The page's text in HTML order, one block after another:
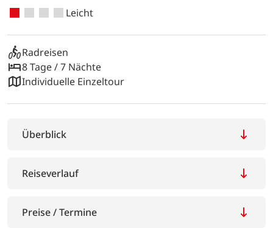
Leicht
Radreisen
8 Tage / 7 Nächte
Individuelle Einzeltour
Überblick
Reiseverlauf
Preise / Termine